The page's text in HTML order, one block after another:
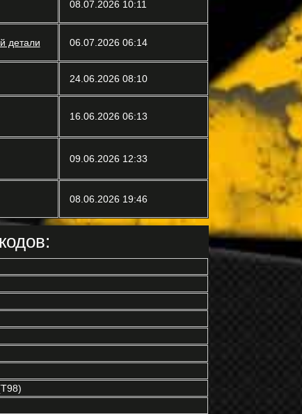
08.07.2026 10:11
детали 06.07.2026 06:14
24.06.2026 08:10
16.06.2026 06:13
09.06.2026 12:33
08.06.2026 19:46